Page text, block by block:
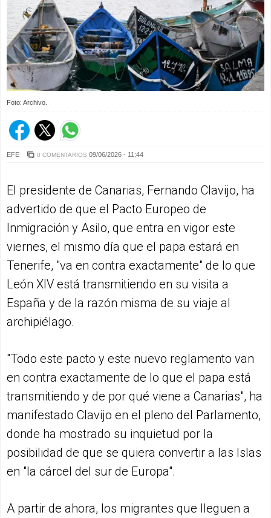
Foto: Archivo.
EFE 0 COMENTARIOS 09/06/2026 - 11:44
El presidente de Canarias, Fernando Clavijo, ha
advertido de que el Pacto Europeo de
Inmigración y Asilo, que entra en vigor este
viernes, el mismo día que el papa estará en
Tenerife, "va en contra exactamente" de lo que
León XIV está transmitiendo en su visita a
España y de la razón misma de su viaje al
archipiélago.
"Todo este pacto y este nuevo reglamento van
en contra exactamente de lo que el papa está
transmitiendo y de por qué viene a Canarias", ha
manifestado Clavijo en el pleno del Parlamento,
donde ha mostrado su inquietud por la
posibilidad de que se quiera convertir a las Islas
en "la cárcel del sur de Europa".
A partir de ahora, los migrantes que lleguen a